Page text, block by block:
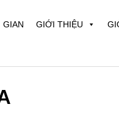
GIAN GIỚI THIỆU